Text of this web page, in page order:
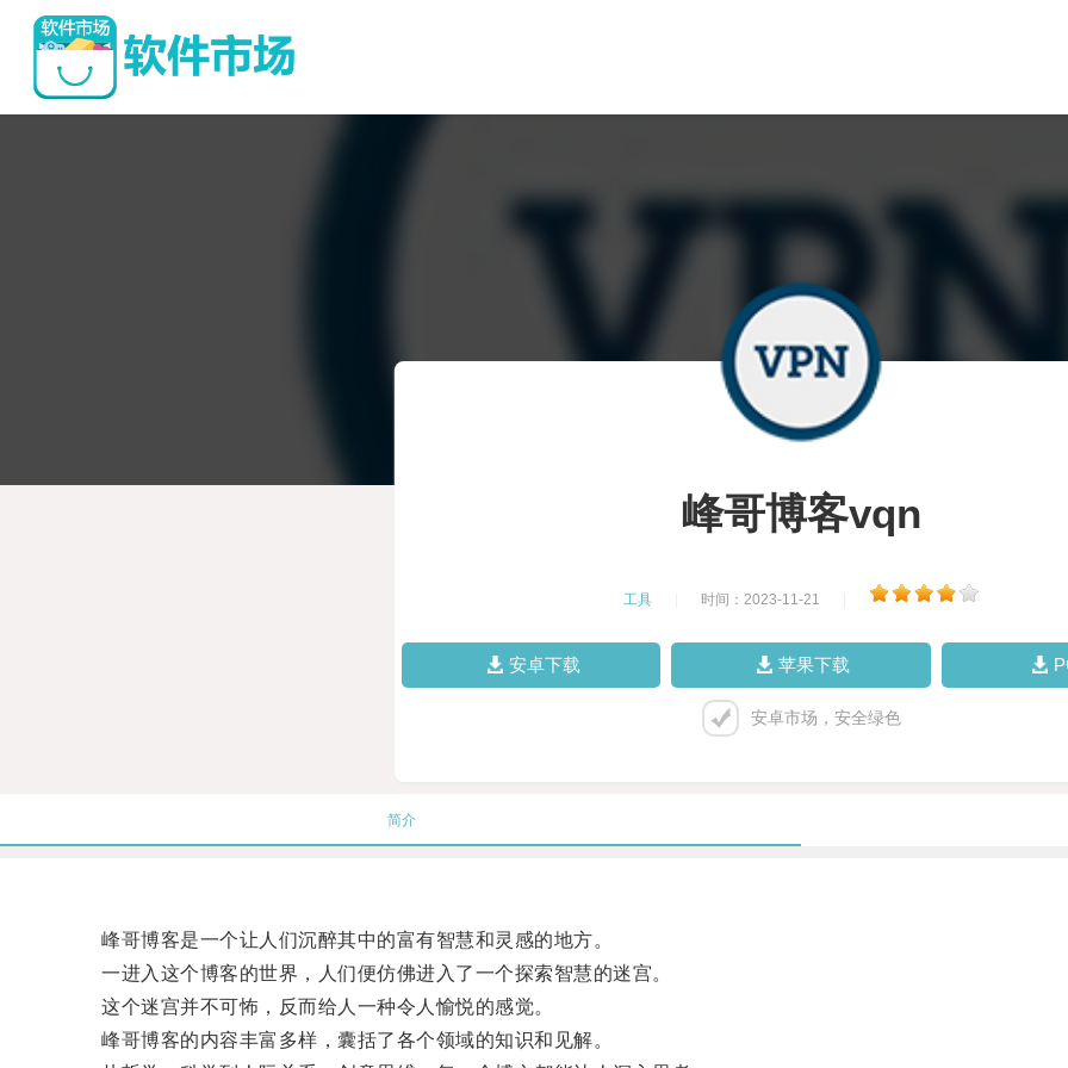
峰哥博客vqn
工具 时间：2023-11-21
安卓下载 苹果下载
安卓市场，安全绿色
简介
峰哥博客是一个让人们沉醉其中的富有智慧和灵感的地方。
一进入这个博客的世界，人们便仿佛进入了一个探索智慧的迷宫。
这个迷宫并不可怖，反而给人一种令人愉悦的感觉。
峰哥博客的内容丰富多样，囊括了各个领域的知识和见解。